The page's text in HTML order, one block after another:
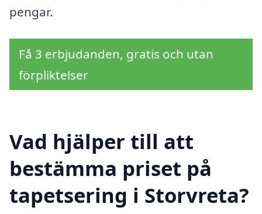
pengar.
Få 3 erbjudanden, gratis och utan
förpliktelser
Vad hjälper till att
bestämma priset på
tapetsering i Storvreta?